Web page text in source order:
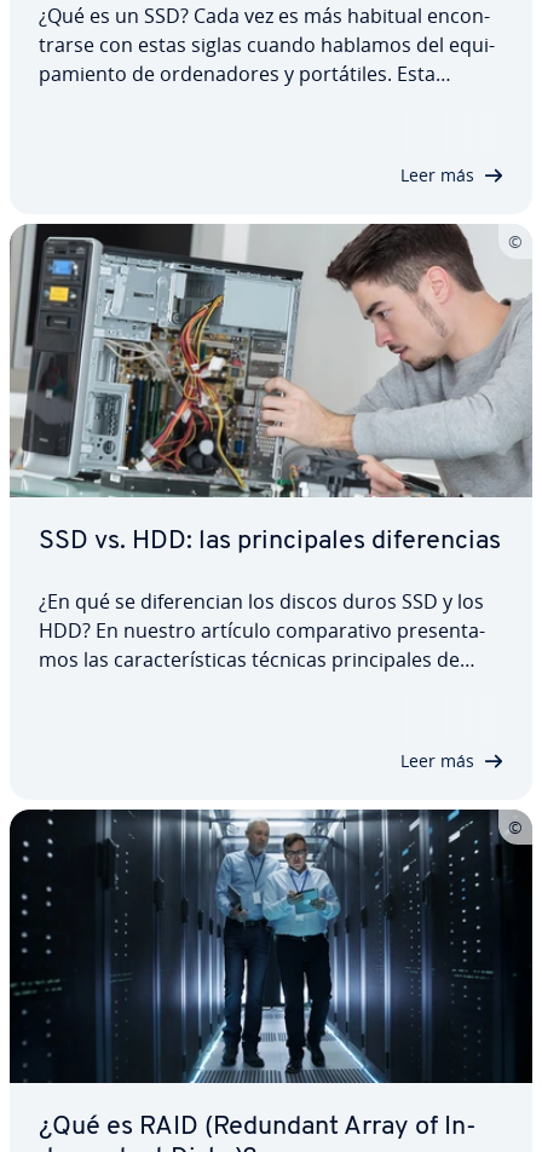
¿Qué es un SSD? Cada vez es más habitual en­co­n­
trar­se con estas siglas cuando hablamos del equi­
pa­mie­n­to de or­de­na­do­res y po­r­tá­ti­les. Esta
Leer más
SSD vs. HDD: las pri­n­ci­pa­les di­fe­re­n­cias
¿En qué se di­fe­re­n­cian los discos duros SSD y los
HDD? En nuestro artículo co­m­pa­ra­ti­vo pre­se­n­ta­
mos las ca­ra­c­te­rí­s­ti­cas técnicas pri­n­ci­pa­les de
Leer más
¿Qué es RAID (Redundant Array of In­